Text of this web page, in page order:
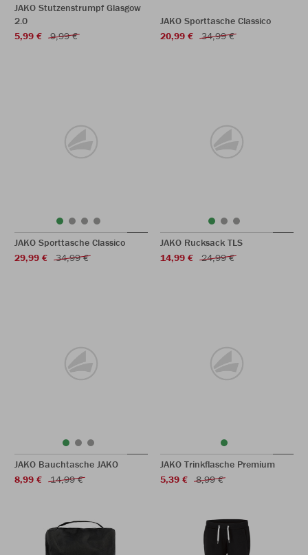
JAKO Stutzenstrumpf Glasgow
2.0
5,99 €
9,99 €
JAKO Sporttasche Classico
20,99 €
34,99 €
JAKO Sporttasche Classico
29,99 €
34,99 €
JAKO Rucksack TLS
14,99 €
24,99 €
JAKO Bauchtasche JAKO
8,99 €
14,99 €
JAKO Trinkflasche Premium
5,39 €
8,99 €